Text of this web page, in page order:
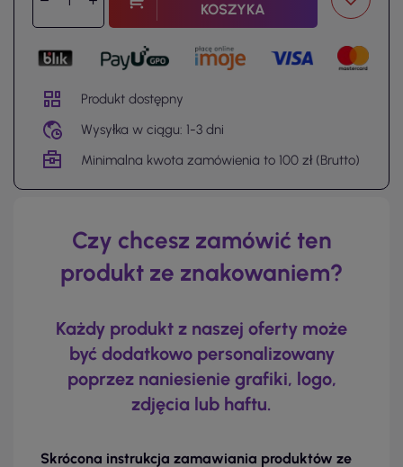
KOSZYKA
Produkt dostępny
Wysyłka w ciągu: 1-3 dni
Minimalna kwota zamówienia to 100 zł (Brutto)
Czy chcesz zamówić ten
produkt ze znakowaniem?
Każdy produkt z naszej oferty może
być dodatkowo personalizowany
poprzez naniesienie grafiki, logo,
zdjęcia lub haftu.
Skrócona instrukcja zamawiania produktów ze